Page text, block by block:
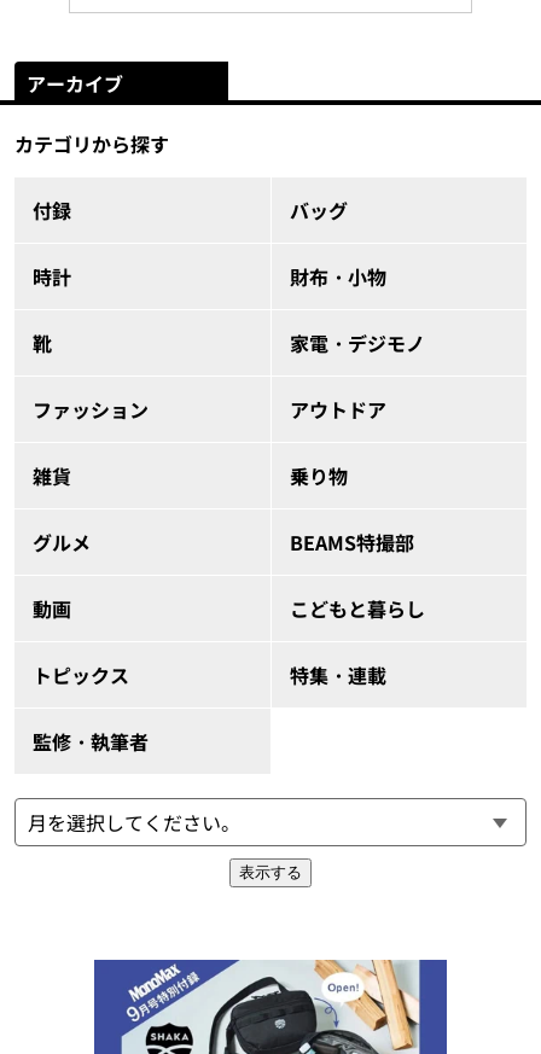
アーカイブ
カテゴリから探す
付録 バッグ
時計 財布・小物
靴 家電・デジモノ
ファッション アウトドア
雑貨 乗り物
グルメ BEAMS特撮部
動画 こどもと暮らし
トピックス 特集・連載
監修・執筆者
表示する